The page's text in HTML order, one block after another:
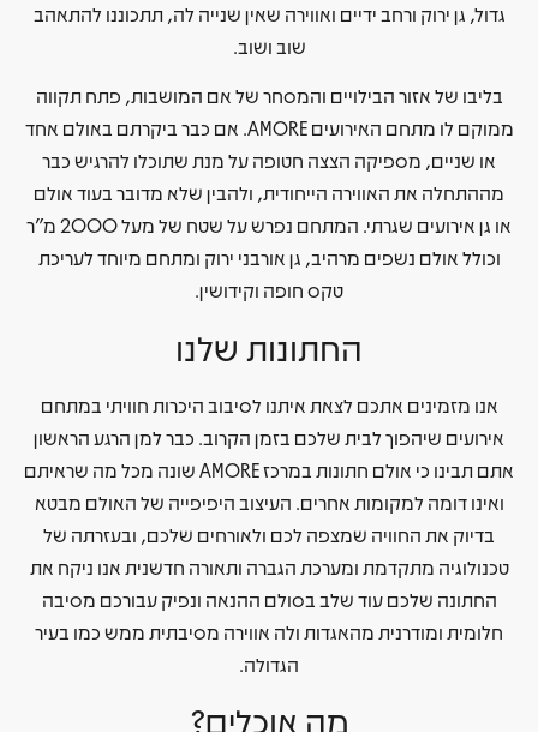
גדול, גן ירוק ורחב ידיים ואווירה שאין שנייה לה, תתכוננו להתאהב
שוב ושוב.
בליבו של אזור הבילויים והמסחר של אם המושבות, פתח תקווה
ממוקם לו מתחם האירועים AMORE. אם כבר ביקרתם באולם אחד
או שניים, מספיקה הצצה חטופה על מנת שתוכלו להרגיש כבר
מההתחלה את האווירה הייחודית, ולהבין שלא מדובר בעוד אולם
או גן אירועים שגרתי. המתחם נפרש על שטח של מעל 2000 מ”ר
וכולל אולם נשפים מרהיב, גן אורבני ירוק ומתחם מיוחד לעריכת
טקס חופה וקידושין.
החתונות שלנו
אנו מזמינים אתכם לצאת איתנו לסיבוב היכרות חוויתי במתחם
אירועים שיהפוך לבית שלכם בזמן הקרוב. כבר למן הרגע הראשון
אתם תבינו כי אולם חתונות במרכז AMORE שונה מכל מה שראיתם
ואינו דומה למקומות אחרים. העיצוב היפיפייה של האולם מבטא
בדיוק את החוויה שמצפה לכם ולאורחים שלכם, ובעזרתה של
טכנולוגיה מתקדמת ומערכת הגברה ותאורה חדשנית אנו ניקח את
החתונה שלכם עוד שלב בסולם ההנאה ונפיק עבורכם מסיבה
חלומית ומודרנית מהאגדות ולה אווירה מסיבתית ממש כמו בעיר
הגדולה.
מה אוכלים?